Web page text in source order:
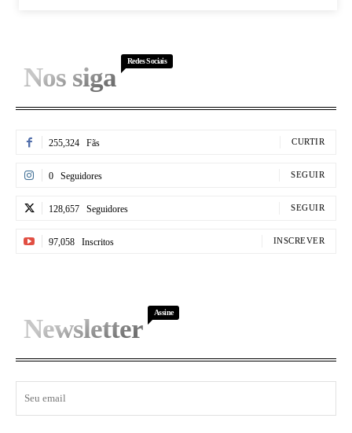
Nos siga
Redes Sociais
255,324 Fãs CURTIR
0 Seguidores SEGUIR
128,657 Seguidores SEGUIR
97,058 Inscritos INSCREVER
Newsletter
Assine